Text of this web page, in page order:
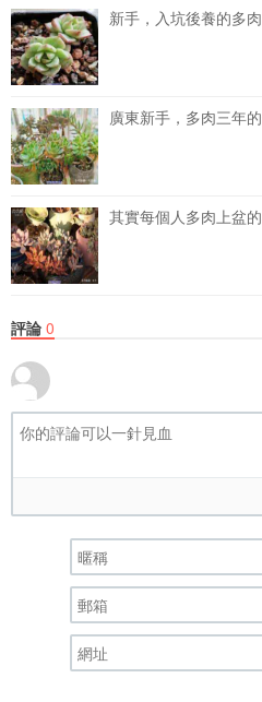
新手，入坑後養的多
廣東新手，多肉三年
其實每個人多肉上盆
評論 0